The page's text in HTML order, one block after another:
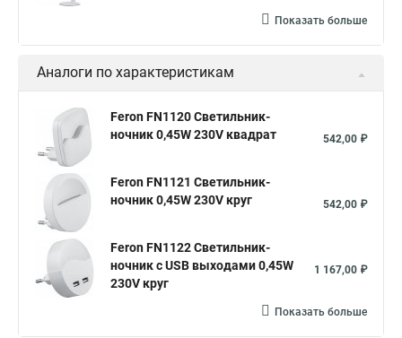
Показать больше
Аналоги по характеристикам
Feron FN1120 Светильник-
ночник 0,45W 230V квадрат
542,00 ₽
Feron FN1121 Светильник-
ночник 0,45W 230V круг
542,00 ₽
Feron FN1122 Светильник-
ночник c USB выходами 0,45W
230V круг
1 167,00 ₽
Показать больше